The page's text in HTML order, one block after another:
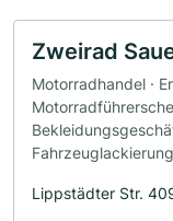
Zweirad
Motorradhandel ·
Lippstädter Str.